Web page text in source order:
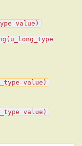
value)
value)
value)